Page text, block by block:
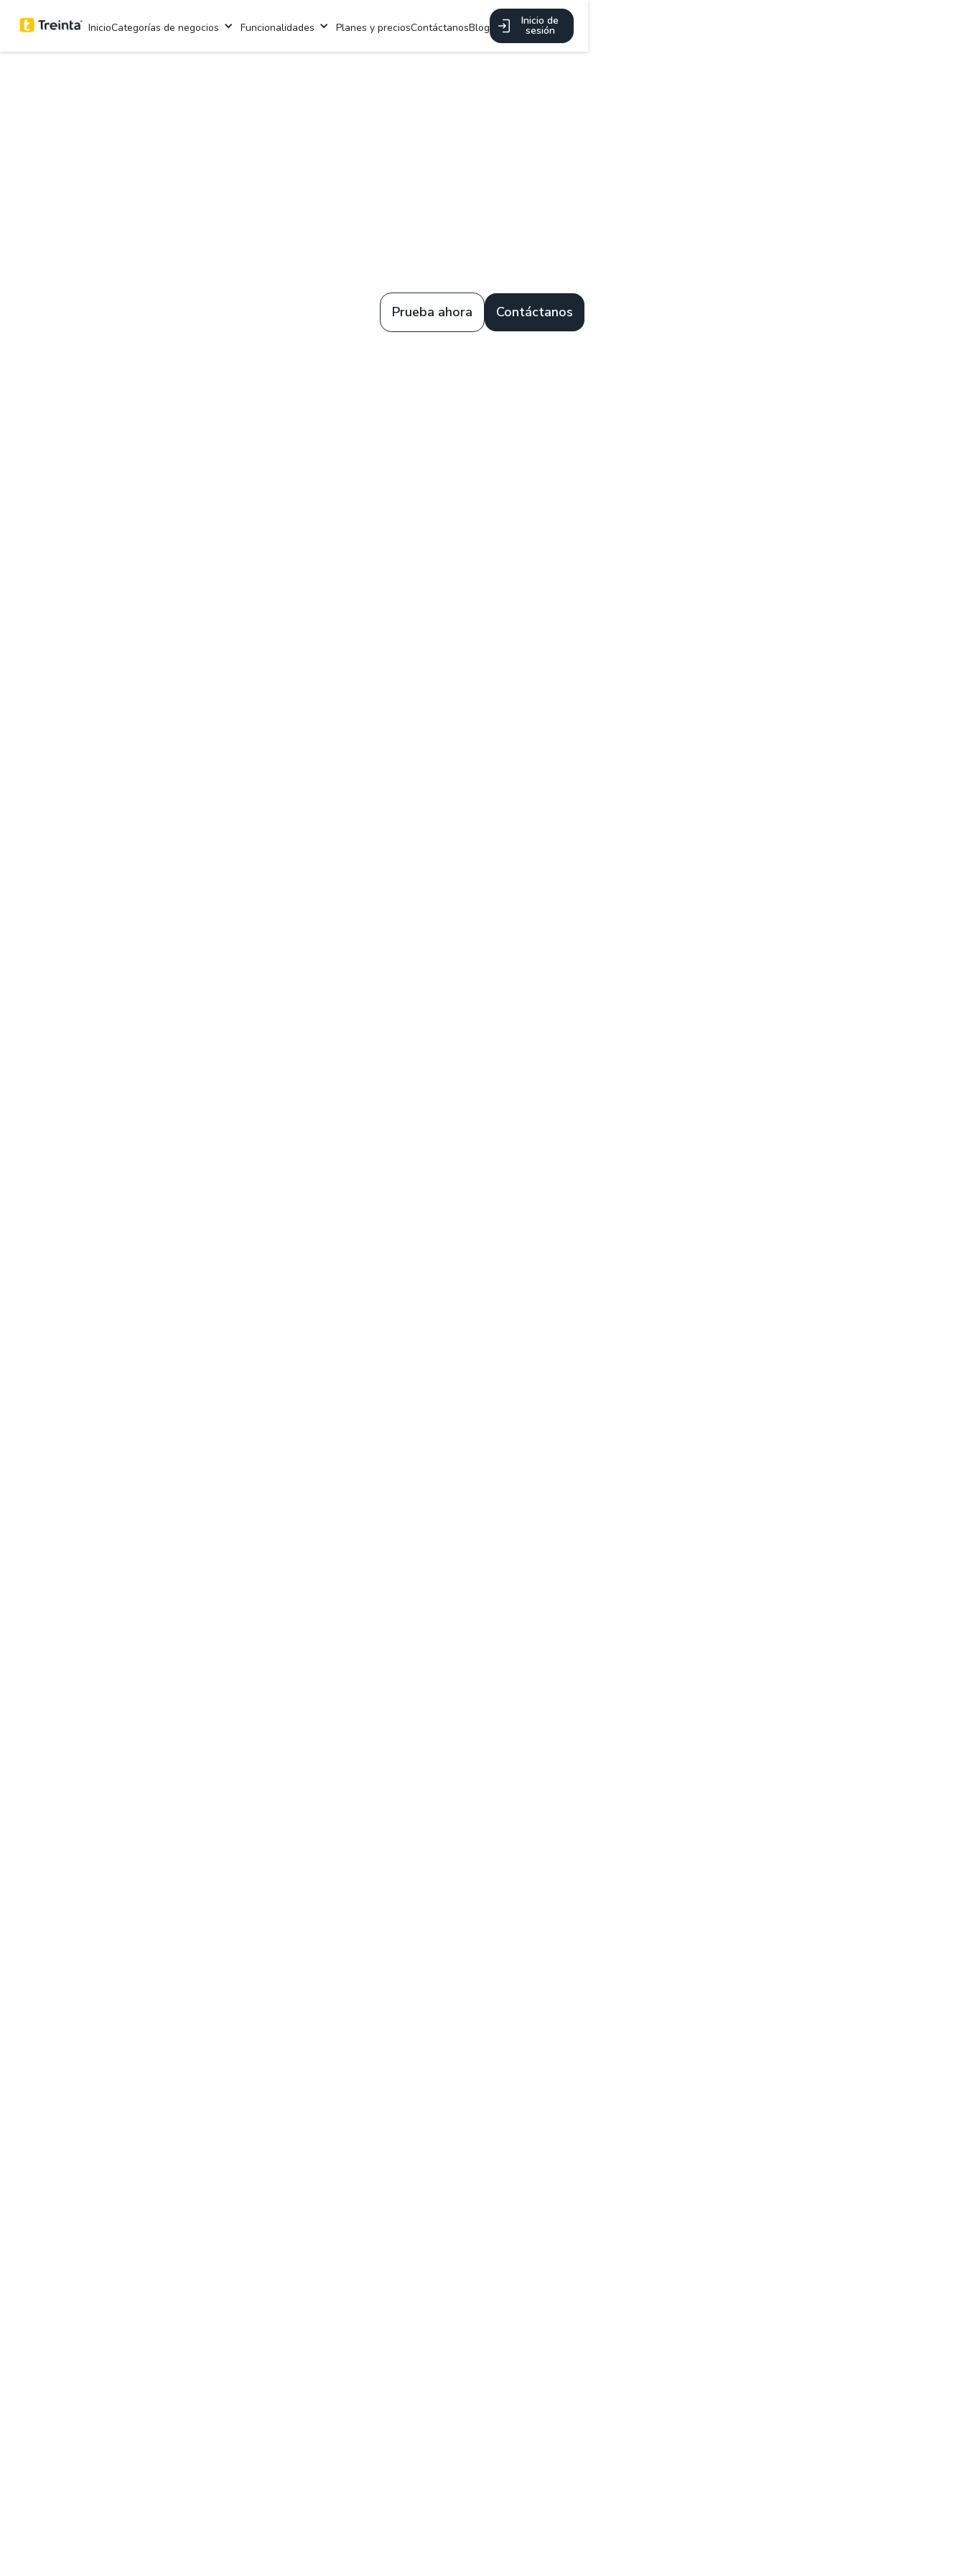
InicioCategorías de negocios Funcionalidades Planes y preciosContáctanosBlog Inicio de
sesión
Prueba ahora Contáctanos